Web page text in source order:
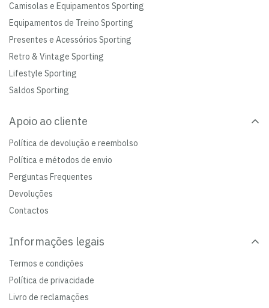
Camisolas e Equipamentos Sporting
Equipamentos de Treino Sporting
Presentes e Acessórios Sporting
Retro & Vintage Sporting
Lifestyle Sporting
Saldos Sporting
Apoio ao cliente
Política de devolução e reembolso
Política e métodos de envio
Perguntas Frequentes
Devoluções
Contactos
Informações legais
Termos e condições
Política de privacidade
Livro de reclamações